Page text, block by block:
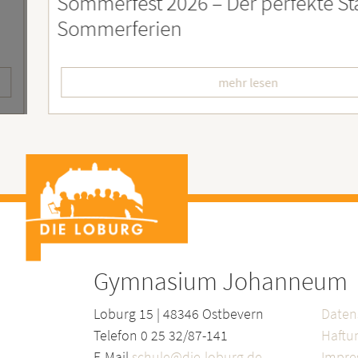
Gymnasium Johanneum
Loburg 15 | 48346 Ostbevern
Telefon 0 25 32/87-141